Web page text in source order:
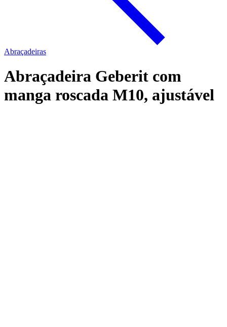
Abraçadeiras
Abraçadeira Geberit com
manga roscada M10, ajustável